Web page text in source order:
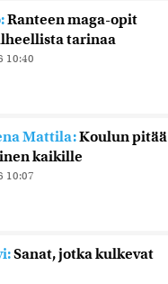
Ranteen maga-opit
tarinaa
10:40
Mattila:Koulun pitää
kaikille
10:07
Sanat, jotka kulkevat